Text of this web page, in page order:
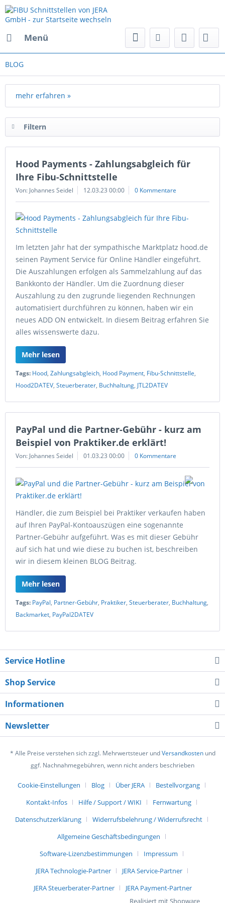
Menü
BLOG
mehr erfahren »
Filtern
Hood Payments - Zahlungsabgleich für
Ihre Fibu-Schnittstelle
Von: Johannes Seidel 12.03.23 00:00 0 Kommentare
Im letzten Jahr hat der sympathische Marktplatz hood.de
seinen Payment Service für Online Händler eingeführt.
Die Auszahlungen erfolgen als Sammelzahlung auf das
Bankkonto der Händler. Um die Zuordnung dieser
Auszahlung zu den zugrunde liegenden Rechnungen
automatisiert durchführen zu können, haben wir ein
neues ADD ON entwickelt. In diesem Beitrag erfahren Sie
alles wissenswerte dazu.
Mehr lesen
Tags: Hood, Zahlungsabgleich, Hood Payment, Fibu-Schnittstelle,
Hood2DATEV, Steuerberater, Buchhaltung, JTL2DATEV
PayPal und die Partner-Gebühr - kurz am
Beispiel von Praktiker.de erklärt!
Von: Johannes Seidel 01.03.23 00:00 0 Kommentare
Händler, die zum Beispiel bei Praktiker verkaufen haben
auf Ihren PayPal-Kontoauszügen eine sogenannte
Partner-Gebühr aufgeführt. Was es mit dieser Gebühr
auf sich hat und wie diese zu buchen ist, beschreiben
wir in diesem kleinen BLOG Beitrag.
Mehr lesen
Tags: PayPal, Partner-Gebühr, Praktiker, Steuerberater, Buchhaltung,
Backmarket, PayPal2DATEV
Service Hotline
Shop Service
Informationen
Newsletter
* Alle Preise verstehen sich zzgl. Mehrwertsteuer undVersandkostenund
ggf. Nachnahmegebühren, wenn nicht anders beschrieben
Cookie-Einstellungen Blog Über JERA
Bestellvorgang
Kontakt-Infos
Hilfe / Support / WIKI
Fernwartung
Datenschutzerklärung
Widerrufsbelehrung / Widerrufsrecht
Allgemeine Geschäftsbedingungen
Software-Lizenzbestimmungen
Impressum
JERA Technologie-Partner
JERA Service-Partner
JERA Steuerberater-Partner
JERA Payment-Partner
Realisiert mit Shopware